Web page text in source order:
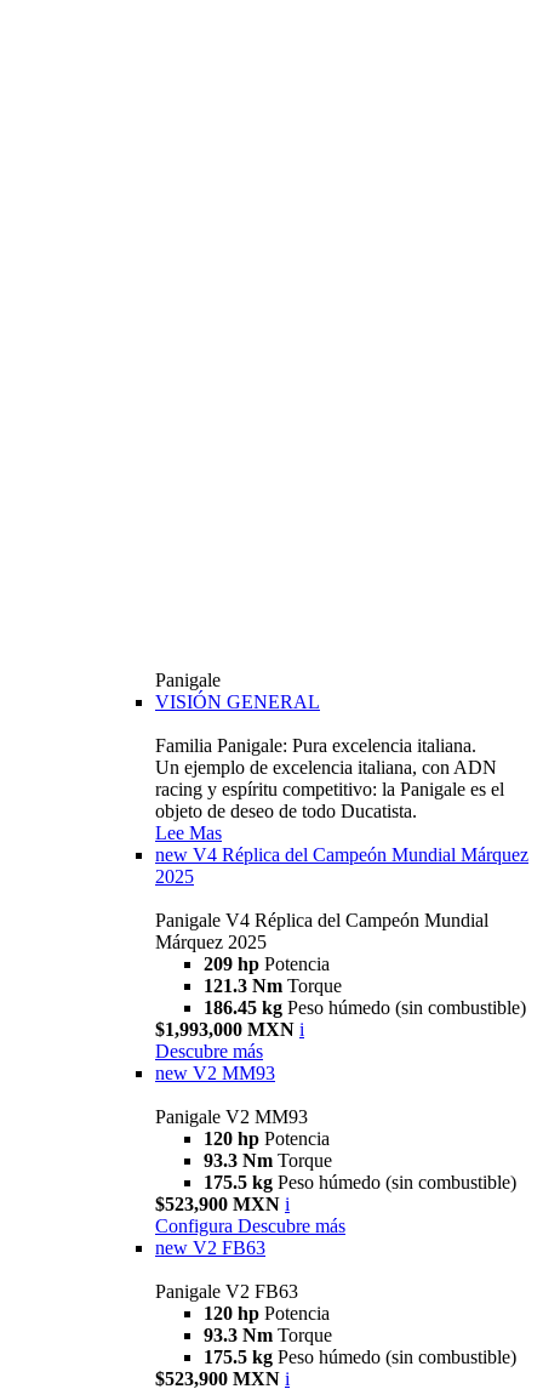
Panigale
VISIÓN GENERAL
Familia Panigale: Pura excelencia italiana.
Un ejemplo de excelencia italiana, con ADN
racing y espíritu competitivo: la Panigale es el
objeto de deseo de todo Ducatista.
Lee Mas
new V4 Réplica del Campeón Mundial Márquez
2025
Panigale V4 Réplica del Campeón Mundial
Márquez 2025
209 hp Potencia
121.3 Nm Torque
186.45 kg Peso húmedo (sin combustible)
$1,993,000 MXN i
Descubre más
new V2 MM93
Panigale V2 MM93
120 hp Potencia
93.3 Nm Torque
175.5 kg Peso húmedo (sin combustible)
$523,900 MXN i
Configura Descubre más
new V2 FB63
Panigale V2 FB63
120 hp Potencia
93.3 Nm Torque
175.5 kg Peso húmedo (sin combustible)
$523,900 MXN i